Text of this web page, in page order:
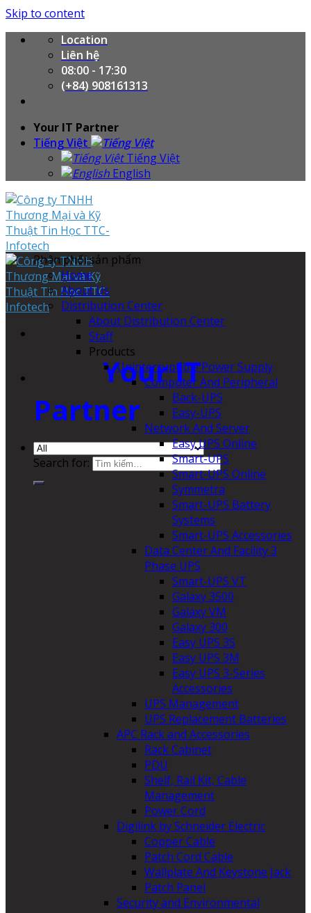
Skip to content
Location
Liên hệ
08:00 - 17:30
(+84) 908161313
Your IT Partner
Tiếng Việt
Tiếng Việt
English
Your IT
Partner
Search for:
Phân phối sản phẩm
Home
About Us
Distribution Center
About Distribution Center
Staff
Products
Uninterruptible Power Supply
Computer And Peripheral
Back-UPS
Easy-UPS
Network And Server
Easy UPS Online
Smart-UPS
Smart-UPS Online
Symmetra
Smart-UPS Battery
Systems
Smart-UPS Accessories
Data Center And Facility 3
Phase UPS
Smart-UPS VT
Galaxy 3500
Galaxy VM
Galaxy 300
Easy UPS 3S
Easy UPS 3M
Easy UPS 3-Series
Accessories
UPS Management
UPS Replacement Batteries
APC Rack and Accessories
Rack Cabinet
PDU
Shelf, Rail Kit, Cable
Management
Power Cord
Digilink by Schneider Electric
Copper Cable
Patch Cord Cable
Wallplate And Keystone Jack
Patch Panel
Security and Environmental